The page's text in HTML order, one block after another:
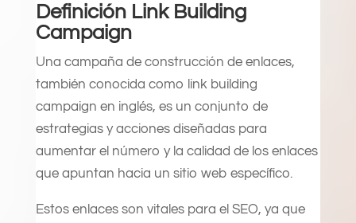
Definición Link Building
Campaign
Una campaña de construcción de enlaces,
también conocida como link building
campaign en inglés, es un conjunto de
estrategias y acciones diseñadas para
aumentar el número y la calidad de los enlaces
que apuntan hacia un sitio web específico.
Estos enlaces son vitales para el SEO, ya que